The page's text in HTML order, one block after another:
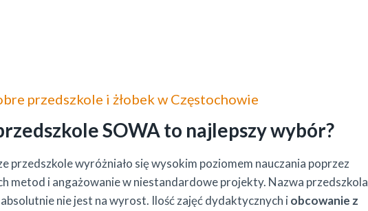
przedszkole i żłobek w Częstochowie
SOWA to najlepszy wybór?
przedszkole wyróżniało się wysokim poziomem nauczania poprzez
metod i angażowanie w niestandardowe projekty. Nazwa przedszkola
nie jest na wyrost. Ilość zajęć dydaktycznych iobcowanie z